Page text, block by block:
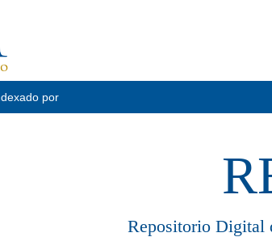
por
Repositorio Digital